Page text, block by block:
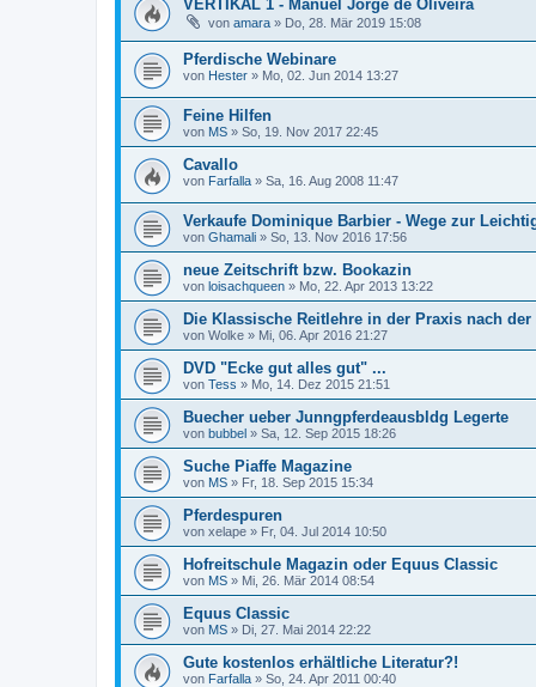
VERTIKAL 1 - Manuel Jorge de Oliveira
von amara » Do, 28. Mär 2019 15:08
Pferdische Webinare
von Hester » Mo, 02. Jun 2014 13:27
Feine Hilfen
von MS » So, 19. Nov 2017 22:45
Cavallo
von Farfalla » Sa, 16. Aug 2008 11:47
Verkaufe Dominique Barbier - Wege zur
von Ghamali » So, 13. Nov 2016 17:56
neue Zeitschrift bzw. Bookazin
von loisachqueen » Mo, 22. Apr 2013 13:22
Die Klassische Reitlehre in der Praxis nach der
von Wolke » Mi, 06. Apr 2016 21:27
DVD "Ecke gut alles gut" ...
von Tess » Mo, 14. Dez 2015 21:51
Buecher ueber Junngpferdeausbldg Legerte
von bubbel » Sa, 12. Sep 2015 18:26
Suche Piaffe Magazine
von MS » Fr, 18. Sep 2015 15:34
Pferdespuren
von xelape » Fr, 04. Jul 2014 10:50
Hofreitschule Magazin oder Equus Classic
von MS » Mi, 26. Mär 2014 08:54
Equus Classic
von MS » Di, 27. Mai 2014 22:22
Gute kostenlos erhältliche Literatur?!
von Farfalla » So, 24. Apr 2011 00:40